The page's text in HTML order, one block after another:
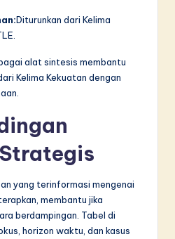
Diturunkan dari Kelima
alat sintesis membantu
Kelima Kekuatan dengan
yang terinformasi mengenai
membantu jika
berdampingan. Tabel di
horizon waktu, dan kasus